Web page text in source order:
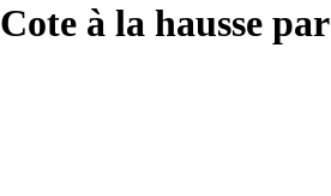
à la hausse par